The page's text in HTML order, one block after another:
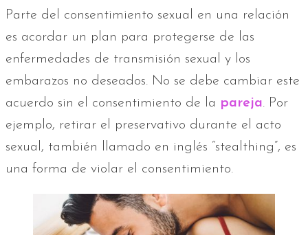
Parte del consentimiento sexual en una relación
es acordar un plan para protegerse de las
enfermedades de transmisión sexual y los
embarazos no deseados. No se debe cambiar este
acuerdo sin el consentimiento de la pareja. Por
ejemplo, retirar el preservativo durante el acto
sexual, también llamado en inglés “stealthing”, es
una forma de violar el consentimiento.